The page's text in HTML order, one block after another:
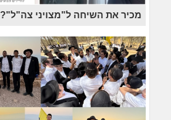
מכיר את השיחה ל"מצויני צה"ל"?